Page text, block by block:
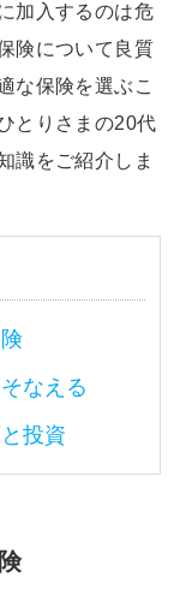
加入するのは危
険について良質
な保険を選ぶこ
とりさまの20代
識をご紹介しま
なえる
投資